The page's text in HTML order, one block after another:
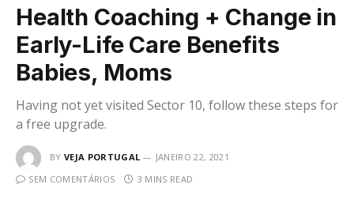
Health Coaching + Change in
Early-Life Care Benefits
Babies, Moms
Having not yet visited Sector 10, follow these steps for
a free upgrade.
BY VEJA PORTUGAL
JANEIRO 22, 2021
SEM COMENTÁRIOS
3 MINS READ